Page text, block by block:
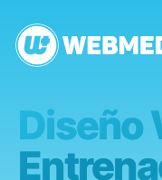
Diseño